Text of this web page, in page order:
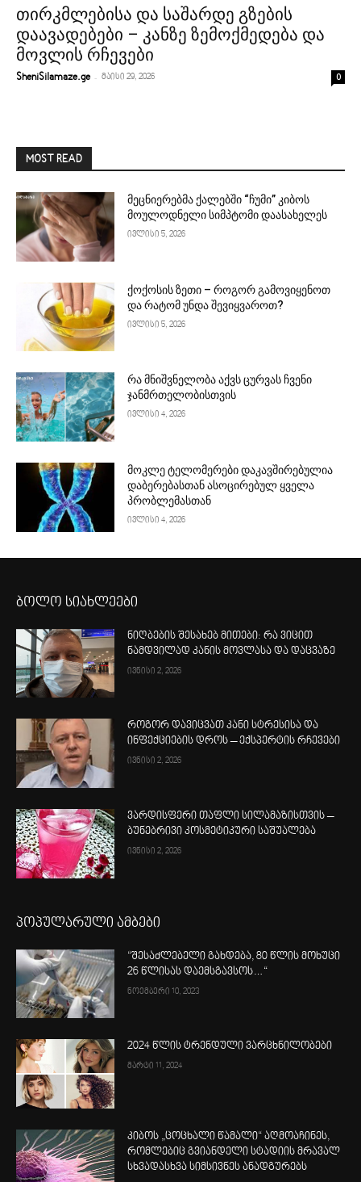
თირკმლებისა და საშარდე გზების
დაავადებები – კანზე ზემოქმედება და
მოვლის რჩევები
SheniSilamaze.ge - მაისი 29, 2026 0
MOST READ
მეცნიერებმა ქალებში “ჩუმი” კიბოს
მოულოდნელი სიმპტომი დაასახელეს
ივლისი 5, 2026
ქოქოსის ზეთი – როგორ გამოვიყენოთ
და რატომ უნდა შევიყვაროთ?
ივლისი 5, 2026
რა მნიშვნელობა აქვს ცურვას ჩვენი
ჯანმრთელობისთვის
ივლისი 4, 2026
მოკლე ტელომერები დაკავშირებულია
დაბერებასთან ასოცირებულ ყველა
პრობლემასთან
ივლისი 4, 2026
ბოლო სიახლეები
ნიღბების შესახებ მითები: რა ვიცით
ნამდვილად კანის მოვლასა და დაცვაზე
ივნისი 2, 2026
როგორ დავიცვათ კანი სტრესისა და
ინფექციების დროს – ექსპერტის რჩევები
ივნისი 2, 2026
ვარდისფერი თაფლი სილამაზისთვის –
ბუნებრივი კოსმეტიკური საშუალება
ივნისი 2, 2026
პოპულარული ამბები
“შესაძლებელი გახდება, 80 წლის მოხუცი
26 წლისას დაემსგავსოს…“
ნოემბერი 10, 2023
2024 წლის ტრენდული ვარცხნილობები
მარტი 11, 2024
კიბოს „ცოცხალი წამალი“ აღმოაჩინეს,
რომლებიც გვიანდელი სტადიის მრავალ
სხვადასხვა სიმსივნეს ანადგურებს